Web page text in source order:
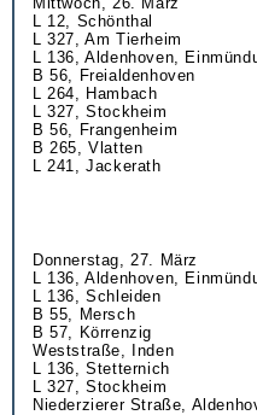
L 12, Schönthal
L 327, Am Tierheim
L 136, Aldenhoven,
B 56, Freialdenhoven
L 264, Hambach
L 327, Stockheim
B 56, Frangenheim
B 265, Vlatten
L 241, Jackerath
Donnerstag, 27. März
L 136, Aldenhoven,
L 136, Schleiden
B 55, Mersch
B 57, Körrenzig
Weststraße, Inden
L 136, Stetternich
L 327, Stockheim
Niederzierer Straße,